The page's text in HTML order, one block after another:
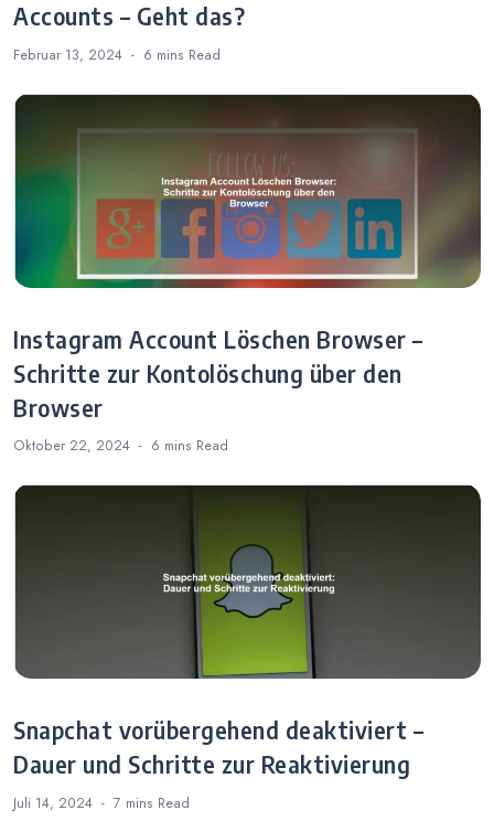
Accounts – Geht das?
Februar 13, 2024 6 mins Read
Instagram Account Löschen Browser –
Schritte zur Kontolöschung über den
Browser
Oktober 22, 2024 6 mins Read
Snapchat vorübergehend deaktiviert –
Dauer und Schritte zur Reaktivierung
Juli 14, 2024 7 mins Read